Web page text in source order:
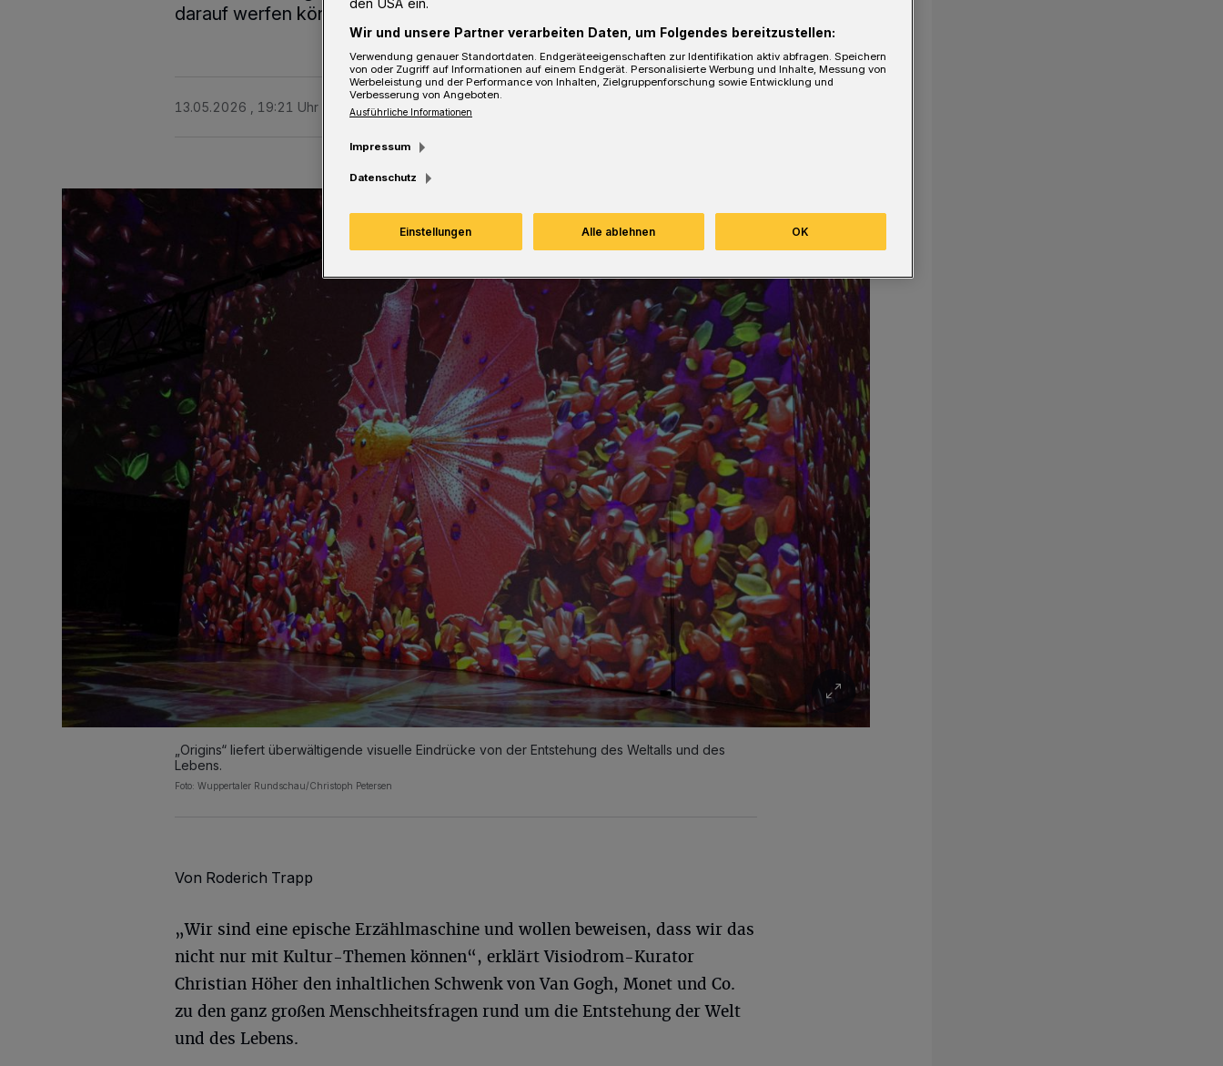
darauf werfen können.
13.05.2026 , 19:21 Uhr 2 Minuten Lesezeit
„Origins“ liefert überwältigende visuelle Eindrücke von der Entstehung des Weltalls und des
Lebens.
Foto: Wuppertaler Rundschau/Christoph Petersen
Von Roderich Trapp
„Wir sind eine epische Erzählmaschine und wollen beweisen, dass wir das
nicht nur mit Kultur-Themen können“, erklärt Visiodrom-Kurator
Christian Höher den inhaltlichen Schwenk von Van Gogh, Monet und Co.
zu den ganz großen Menschheitsfragen rund um die Entstehung der Welt
und des Lebens.
den USA ein.
Wir und unsere Partner verarbeiten Daten, um Folgendes bereitzustellen:
Verwendung genauer Standortdaten. Endgeräteeigenschaften zur Identifikation aktiv abfragen. Speichern
von oder Zugriff auf Informationen auf einem Endgerät. Personalisierte Werbung und Inhalte, Messung von
Werbeleistung und der Performance von Inhalten, Zielgruppenforschung sowie Entwicklung und
Verbesserung von Angeboten.
Ausführliche Informationen
Impressum
Datenschutz
Einstellungen Alle ablehnen OK